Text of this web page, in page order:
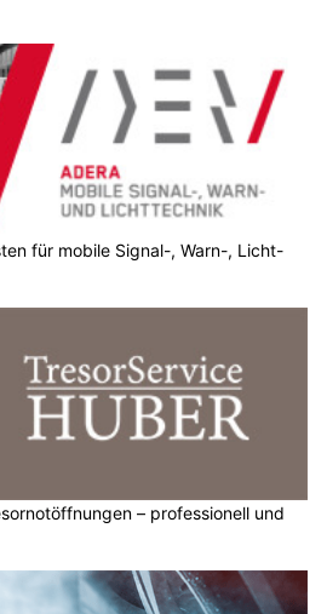
für mobile Signal-, Warn-, Licht-
– professionell und